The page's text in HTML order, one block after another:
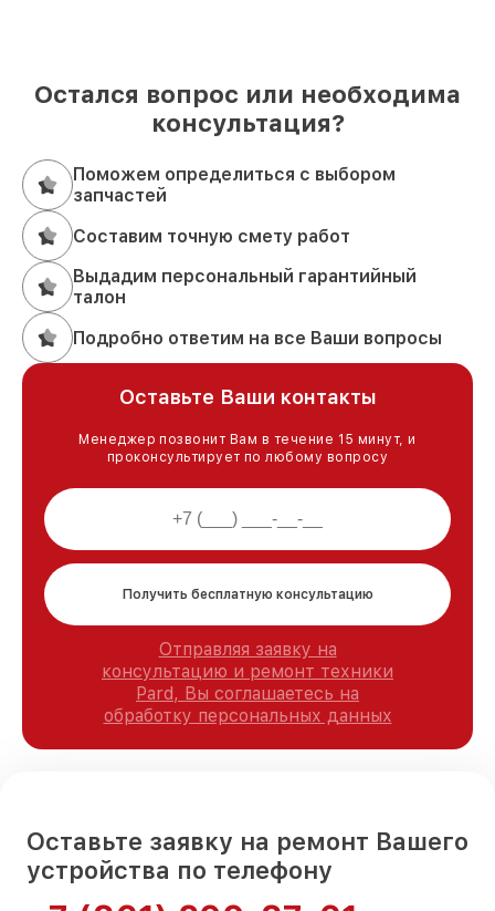
Остался вопрос или необходима
консультация?
Поможем определиться с выбором
запчастей
Составим точную смету работ
Выдадим персональный гарантийный
талон
Подробно ответим на все Ваши вопросы
Оставьте Ваши контакты
Менеджер позвонит Вам в течение 15 минут, и
проконсультирует по любому вопросу
Получить бесплатную консультацию
Отправляя заявку на
консультацию и ремонт техники
Pard, Вы соглашаетесь на
обработку персональных данных
Оставьте заявку на ремонт Вашего
устройства по телефону